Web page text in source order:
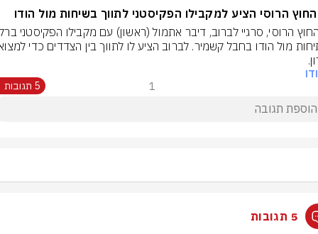
הרוסי הציע למקבילו הפקיסטני לתווך בשיחות מול הודו
1 5 תגובות
5 תגובות